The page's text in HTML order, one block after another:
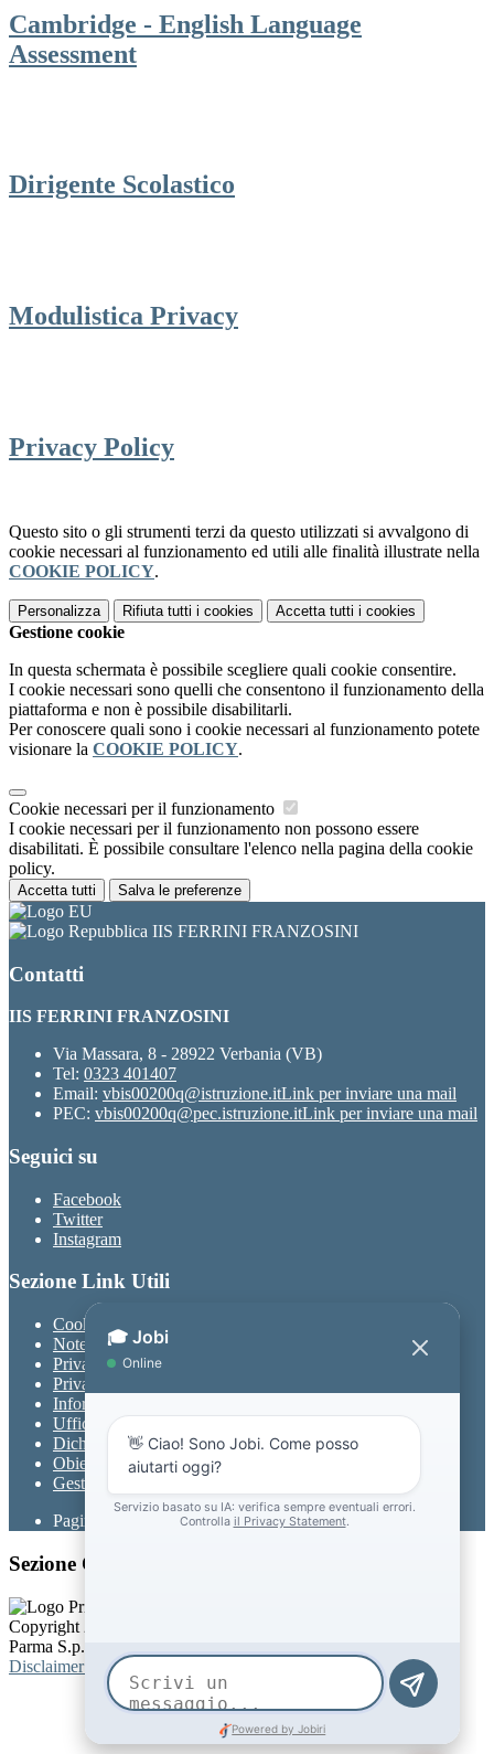
Cambridge - English Language
Assessment
Dirigente Scolastico
Modulistica Privacy
Privacy Policy
Questo sito o gli strumenti terzi da questo utilizzati si avvalgono di
cookie necessari al funzionamento ed utili alle finalità illustrate nella
COOKIE POLICY.
Personalizza Rifiuta tutti i cookies Accetta tutti i cookies
Gestione cookie
In questa schermata è possibile scegliere quali cookie consentire.
I cookie necessari sono quelli che consentono il funzionamento della
piattaforma e non è possibile disabilitarli.
Per conoscere quali sono i cookie necessari al funzionamento potete
visionare la COOKIE POLICY.
Cookie necessari per il funzionamento
I cookie necessari per il funzionamento non possono essere
disabilitati. È possibile consultare l'elenco nella pagina della cookie
policy.
Accetta tutti Salva le preferenze
IIS FERRINI FRANZOSINI
Contatti
IIS FERRINI FRANZOSINI
Via Massara, 8 - 28922 Verbania (VB)
Tel: 0323 401407
Email: vbis00200q@istruzione.itLink per inviare una mail
PEC: vbis00200q@pec.istruzione.itLink per inviare una mail
Seguici su
Facebook
Twitter
Instagram
Sezione Link Utili
Cookie policy
Note legali
Privacy
Privacy Policy
Informativa Privacy chatbot Jobi
Ufficio Relazioni con il Pubblico
Dichiarazione di accessibilità
Obiettivi di accessibilità
Gestione consensi cookie
Pagina visualizzata14969volte
Sezione Copyright
Copyright 2026 | Engineered and powered by Gruppo Spaggiari
Parma S.p.A. | Divisione Publishing & New Social Media
Disclaimer trattamento dati personali